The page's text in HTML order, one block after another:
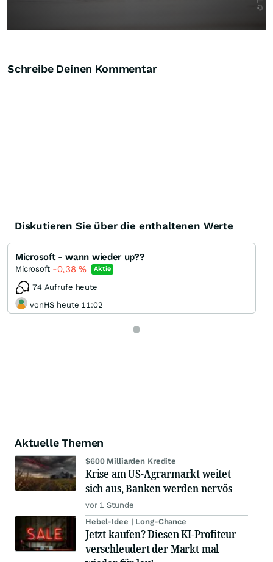
Schreibe Deinen Kommentar
Diskutieren Sie über die enthaltenen Werte
Microsoft - wann wieder up??
Microsoft -0,38% Aktie
74 Aufrufe heute
vonHS heute 11:02
Aktuelle Themen
$600 Milliarden Kredite
Krise am US-Agrarmarkt weitet
sich aus, Banken werden nervös
vor 1 Stunde
Hebel-Idee | Long-Chance
Jetzt kaufen? Diesen KI-Profiteur
verschleudert der Markt mal